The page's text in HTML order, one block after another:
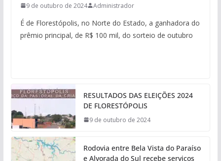
9 de outubro de 2024 Administrador
É de Florestópolis, no Norte do Estado, a ganhadora do
prêmio principal, de R$ 100 mil, do sorteio de outubro
RESULTADOS DAS ELEIÇÕES 2024
DE FLORESTÓPOLIS
9 de outubro de 2024
Rodovia entre Bela Vista do Paraíso
e Alvorada do Sul recebe serviços